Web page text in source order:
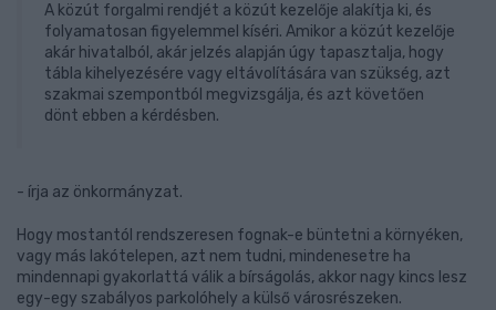
A közút forgalmi rendjét a közút kezelője alakítja ki, és
folyamatosan figyelemmel kíséri. Amikor a közút kezelője
akár hivatalból, akár jelzés alapján úgy tapasztalja, hogy
tábla kihelyezésére vagy eltávolítására van szükség, azt
szakmai szempontból megvizsgálja, és azt követően
dönt ebben a kérdésben.
- írja az önkormányzat.
Hogy mostantól rendszeresen fognak-e büntetni a környéken,
vagy más lakótelepen, azt nem tudni, mindenesetre ha
mindennapi gyakorlattá válik a bírságolás, akkor nagy kincs lesz
egy-egy szabályos parkolóhely a külső városrészeken.